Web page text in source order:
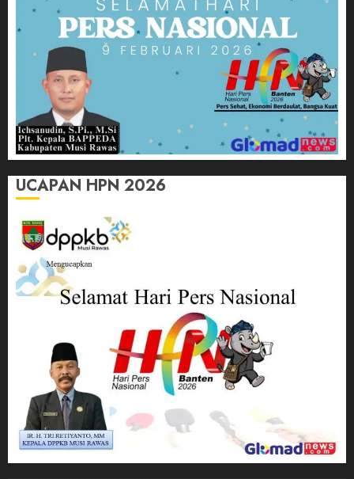
UCAPAN HPN 2026